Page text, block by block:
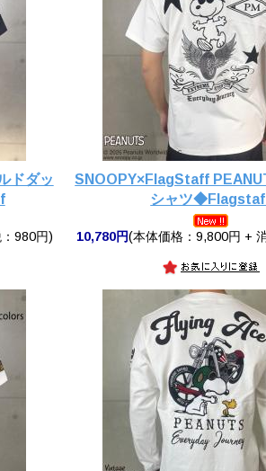
ドダッ
980円)
SNOOPY×FlagStaff
シャツ
10,780円(本体価格：9,800円 +